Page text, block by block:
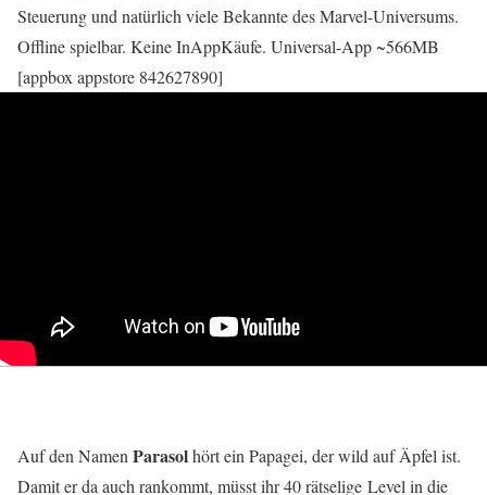
Steuerung und natürlich viele Bekannte des Marvel-Universums.
Offline spielbar. Keine InAppKäufe. Universal-App ~566MB
[appbox appstore 842627890]
Auf den Namen Parasolhört ein Papagei, der wild auf Äpfel ist.
Damit er da auch rankommt, müsst ihr 40 rätselige Level in die